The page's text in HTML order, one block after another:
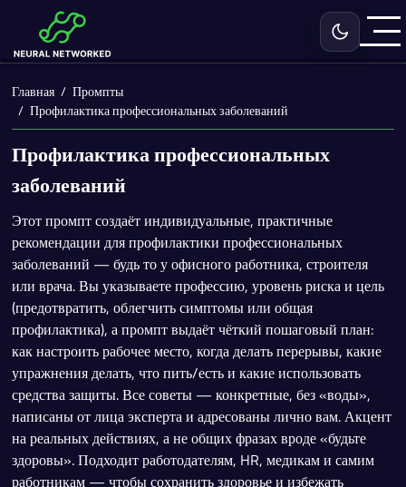
Включить
Главная
Промпты
Профилактика профессиональных заболеваний
Профилактика профессиональных
заболеваний
Этот промпт создаёт индивидуальные, практичные
рекомендации для профилактики профессиональных
заболеваний — будь то у офисного работника, строителя
или врача. Вы указываете профессию, уровень риска и цель
(предотвратить, облегчить симптомы или общая
профилактика), а промпт выдаёт чёткий пошаговый план:
как настроить рабочее место, когда делать перерывы, какие
упражнения делать, что пить/есть и какие использовать
средства защиты. Все советы — конкретные, без «воды»,
написаны от лица эксперта и адресованы лично вам. Акцент
на реальных действиях, а не общих фразах вроде «будьте
здоровы». Подходит работодателям, HR, медикам и самим
работникам — чтобы сохранить здоровье и избежать